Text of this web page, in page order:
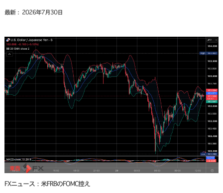
最新： 2026年7月30日
FXニュース：米FRBのFOMC控え